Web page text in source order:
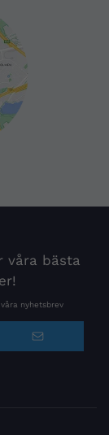
våra bästa
nyhetsbrev